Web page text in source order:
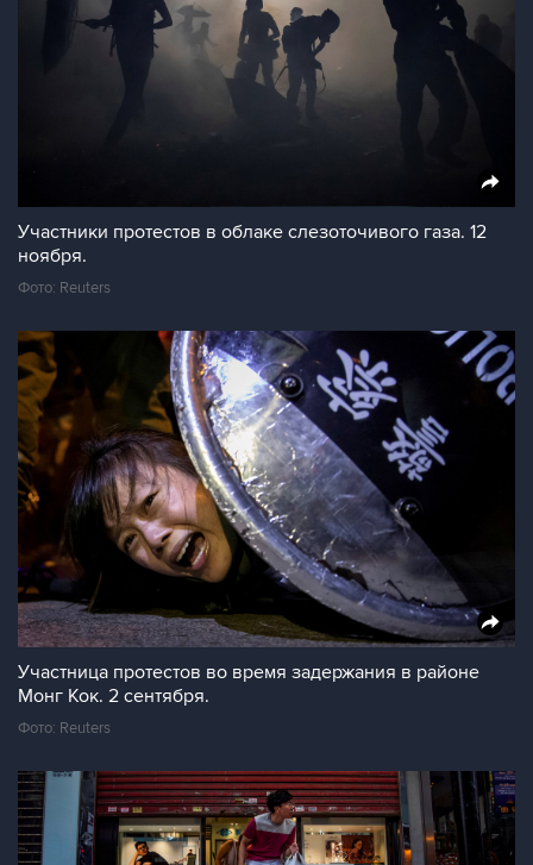
Участники протестов в облаке слезоточивого газа. 12
ноября.
Фото: Reuters
Участница протестов во время задержания в районе
Монг Кок. 2 сентября.
Фото: Reuters